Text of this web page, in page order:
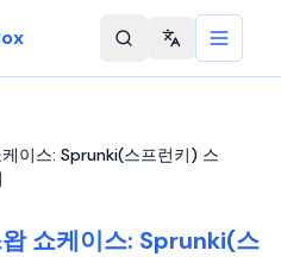
Change
이스: Sprunki(스프런키) 스
쇼케이스: Sprunki(스